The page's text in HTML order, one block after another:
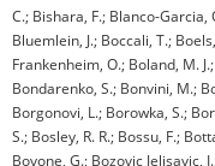
C.; Bishara, F.; Blanco-Garcia,
Bluemlein, J.; Boccali, T.;
Frankenheim, O.; Boland, M.
Bondarenko, S.; Bonvini, M.;
Borgonovi, L.; Borowka, S.;
S.; Bosley, R. R.; Bossu, F.;
Bovone, G.; Bozovic Jelisavic,